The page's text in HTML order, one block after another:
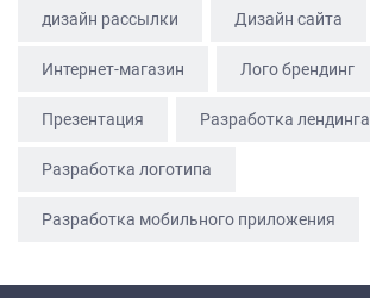
дизайн рассылки Дизайн сайта
Интернет-магазин Лого брендинг
Презентация Разработка лендинга
Разработка логотипа
Разработка мобильного приложения